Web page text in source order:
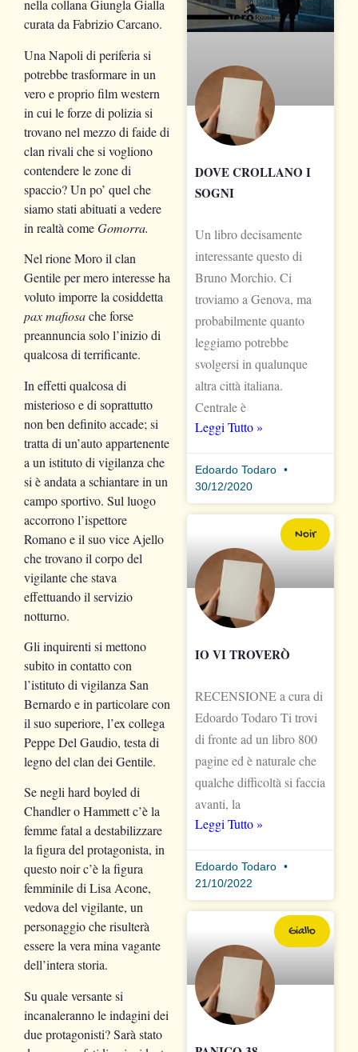
nella collana Giungla Gialla
curata da Fabrizio Carcano.
Una Napoli di periferia si
potrebbe trasformare in un
vero e proprio film western
in cui le forze di polizia si
trovano nel mezzo di faide di
clan rivali che si vogliono
contendere le zone di
spaccio? Un po’ quel che
siamo stati abituati a vedere
in realtà comeGomorra.
Nel rione Moro il clan
Gentile per mero interesse ha
voluto imporre la cosiddetta
pax mafiosache forse
preannuncia solo l’inizio di
qualcosa di terrificante.
In effetti qualcosa di
misterioso e di soprattutto
non ben definito accade; si
tratta di un’auto appartenente
a un istituto di vigilanza che
si è andata a schiantare in un
campo sportivo. Sul luogo
accorrono l’ispettore
Romano e il suo vice Ajello
che trovano il corpo del
vigilante che stava
effettuando il servizio
notturno.
Gli inquirenti si mettono
subito in contatto con
l’istituto di vigilanza San
Bernardo e in particolare con
il suo superiore, l’ex collega
Peppe Del Gaudio, testa di
legno del clan dei Gentile.
Se negli hard boyled di
Chandler o Hammett c’è la
femme fatal a destabilizzare
la figura del protagonista, in
questo noir c’è la figura
femminile di Lisa Acone,
vedova del vigilante, un
personaggio che risulterà
essere la vera mina vagante
dell’intera storia.
Su quale versante si
incanaleranno le indagini dei
due protagonisti? Sarà stato
DOVE CROLLANO I
SOGNI
Un libro decisamente
interessante questo di
Bruno Morchio. Ci
troviamo a Genova, ma
probabilmente quanto
leggiamo potrebbe
svolgersi in qualunque
altra città italiana.
Centrale è
Leggi Tutto »
Edoardo Todaro
30/12/2020
Noir
IO VI TROVERÒ
RECENSIONE a cura di
Edoardo Todaro Ti trovi
di fronte ad un libro 800
pagine ed è naturale che
qualche difficoltà si faccia
avanti, la
Leggi Tutto »
Edoardo Todaro
21/10/2022
Giallo